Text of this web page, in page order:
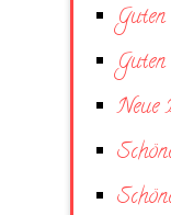
Neue